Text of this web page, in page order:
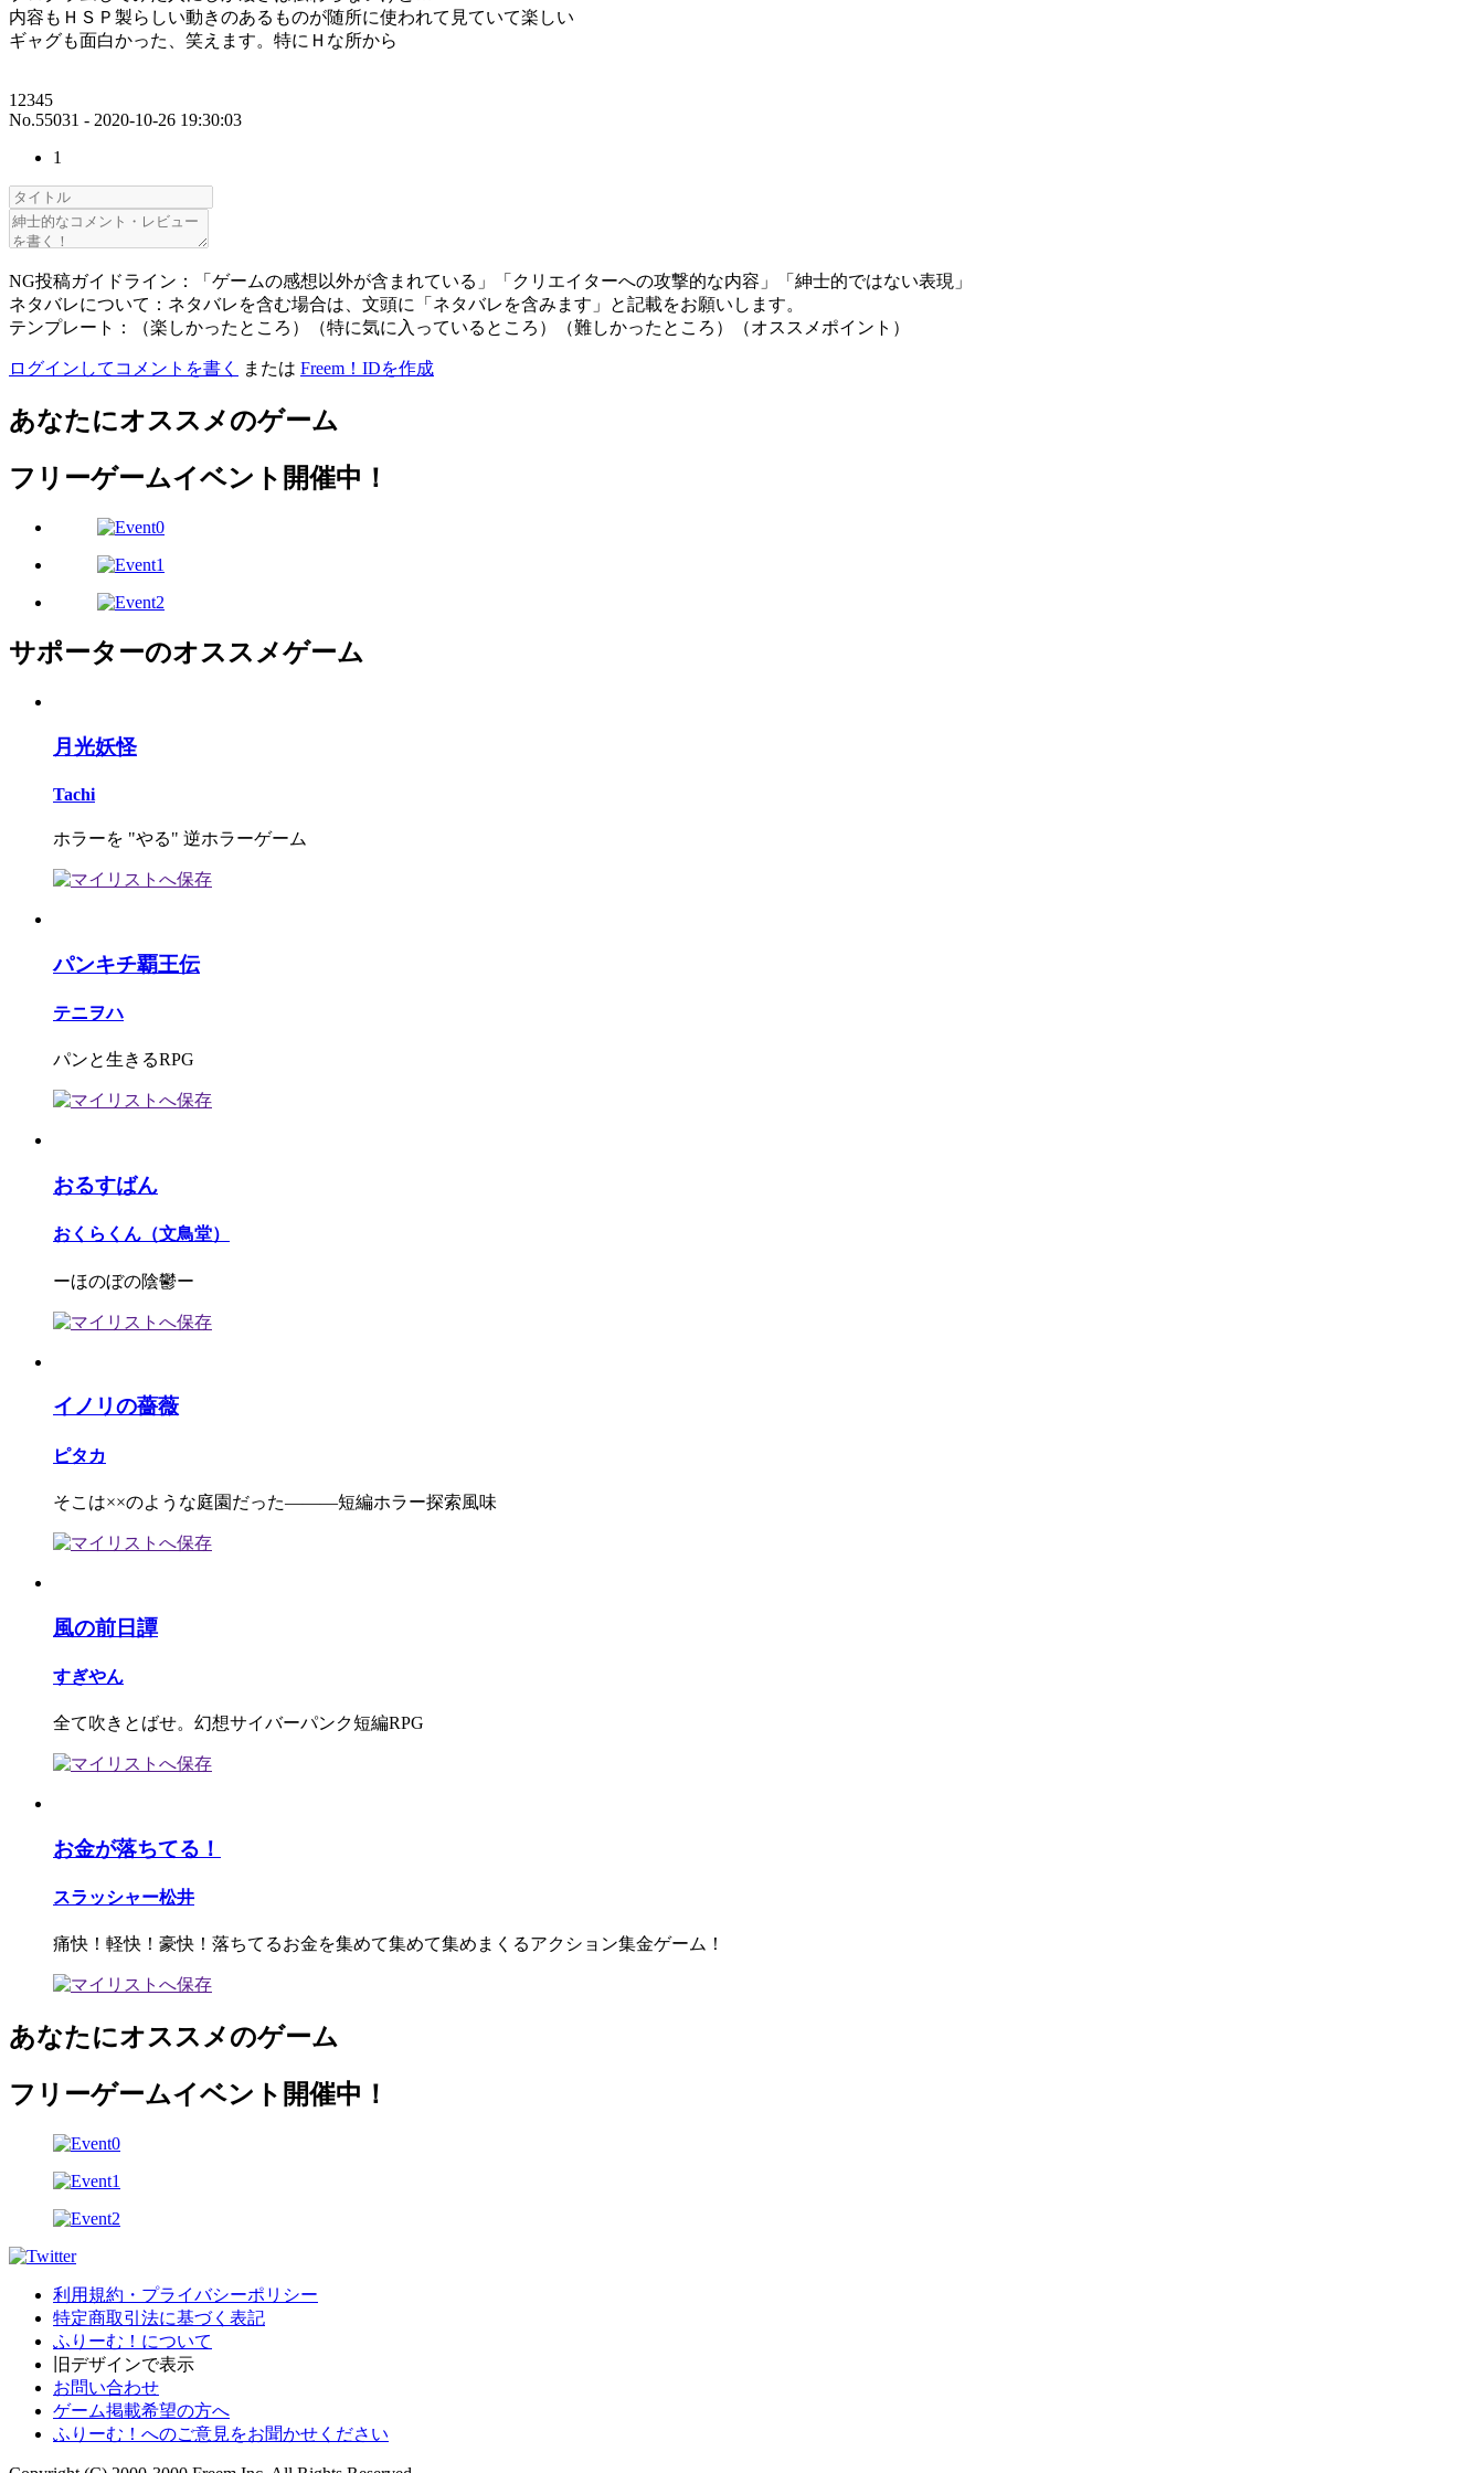
内容もＨＳＰ製らしい動きのあるものが随所に使われて見ていて楽しい
ギャグも面白かった、笑えます。特にＨな所から
12345
No.55031 - 2020-10-26 19:30:03
1
NG投稿ガイドライン：「ゲームの感想以外が含まれている」「クリエイターへの攻撃的な内容」「紳士的ではない表現」
ネタバレについて：ネタバレを含む場合は、文頭に「ネタバレを含みます」と記載をお願いします。
テンプレート：（楽しかったところ）（特に気に入っているところ）（難しかったところ）（オススメポイント）
ログインしてコメントを書く または Freem！IDを作成
あなたにオススメのゲーム
フリーゲームイベント開催中！
サポーターのオススメゲーム
月光妖怪
Tachi
ホラーを "やる" 逆ホラーゲーム
パンキチ覇王伝
テニヲハ
パンと生きるRPG
おるすばん
おくらくん（文鳥堂）
ーほのぼの陰鬱ー
イノリの薔薇
ピタカ
そこは××のような庭園だった―――短編ホラー探索風味
風の前日譚
すぎやん
全て吹きとばせ。幻想サイバーパンク短編RPG
お金が落ちてる！
スラッシャー松井
痛快！軽快！豪快！落ちてるお金を集めて集めて集めまくるアクション集金ゲーム！
あなたにオススメのゲーム
フリーゲームイベント開催中！
利用規約・プライバシーポリシー
特定商取引法に基づく表記
ふりーむ！について
旧デザインで表示
お問い合わせ
ゲーム掲載希望の方へ
ふりーむ！へのご意見をお聞かせください